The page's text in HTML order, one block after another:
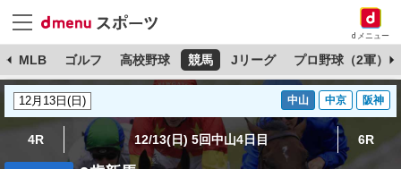
dメニュー
MLB ゴルフ 高校野球 競馬 Jリーグ プロ野球（2軍）
中山 中京 阪神
4R 12/13(日) 5回中山4日目 6R